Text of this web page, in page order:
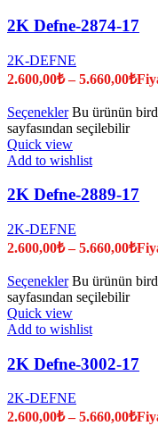
2K Defne-2874-17
2K-DEFNE
2.600,00₺ –5.660,00₺
Seçenekler Bu ürünün
sayfasından seçilebilir
Quick view
Add to wishlist
2K Defne-2889-17
2K-DEFNE
2.600,00₺ –5.660,00₺
Seçenekler Bu ürünün
sayfasından seçilebilir
Quick view
Add to wishlist
2K Defne-3002-17
2K-DEFNE
2.600,00₺ –5.660,00₺